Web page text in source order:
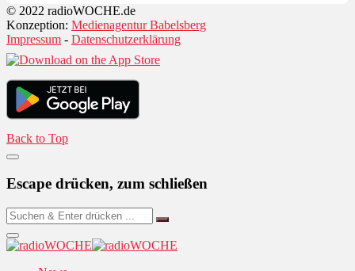
© 2022 radioWOCHE.de
Konzeption: Medienagentur Babelsberg
Impressum - Datenschutzerklärung
Back to Top
Escape drücken, zum schließen